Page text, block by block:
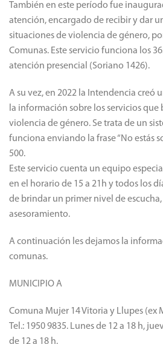
También en este período fue
atención, encargado de recibir y dar
situaciones de violencia de género,
Comunas. Este servicio funciona los
atención presencial (Soriano 1426).
A su vez, en 2022 la Intendencia creó
la información sobre los servicios que
violencia de género. Se trata de un
funciona enviando la frase “No estás
500.
Este servicio cuenta un equipo
en el horario de 15 a 21h y todos los
de brindar un primer nivel de
asesoramiento.​
A continuación les dejamos la
comunas.
MUNICIPIO A
Comuna Mujer 14 Vitoria y Llupes (ex
Tel.: 1950 9835. Lunes de 12 a 18 h,
de 12 a 18 h.